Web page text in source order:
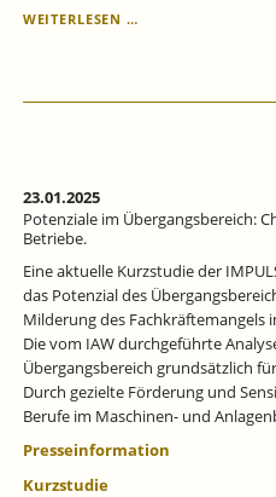
WEITERLESEN …BETRIEBLICHE
IN
ÜBER
23.01.2025
Potenziale im Übergangsbereich:
Betriebe.
Eine aktuelle Kurzstudie der
das Potenzial des
Milderung des Fachkräftemangels
Die vom IAW durchgeführte
Übergangsbereich grundsätzlich
Durch gezielte Förderung und
Berufe im Maschinen- und
Presseinformation
Kurzstudie